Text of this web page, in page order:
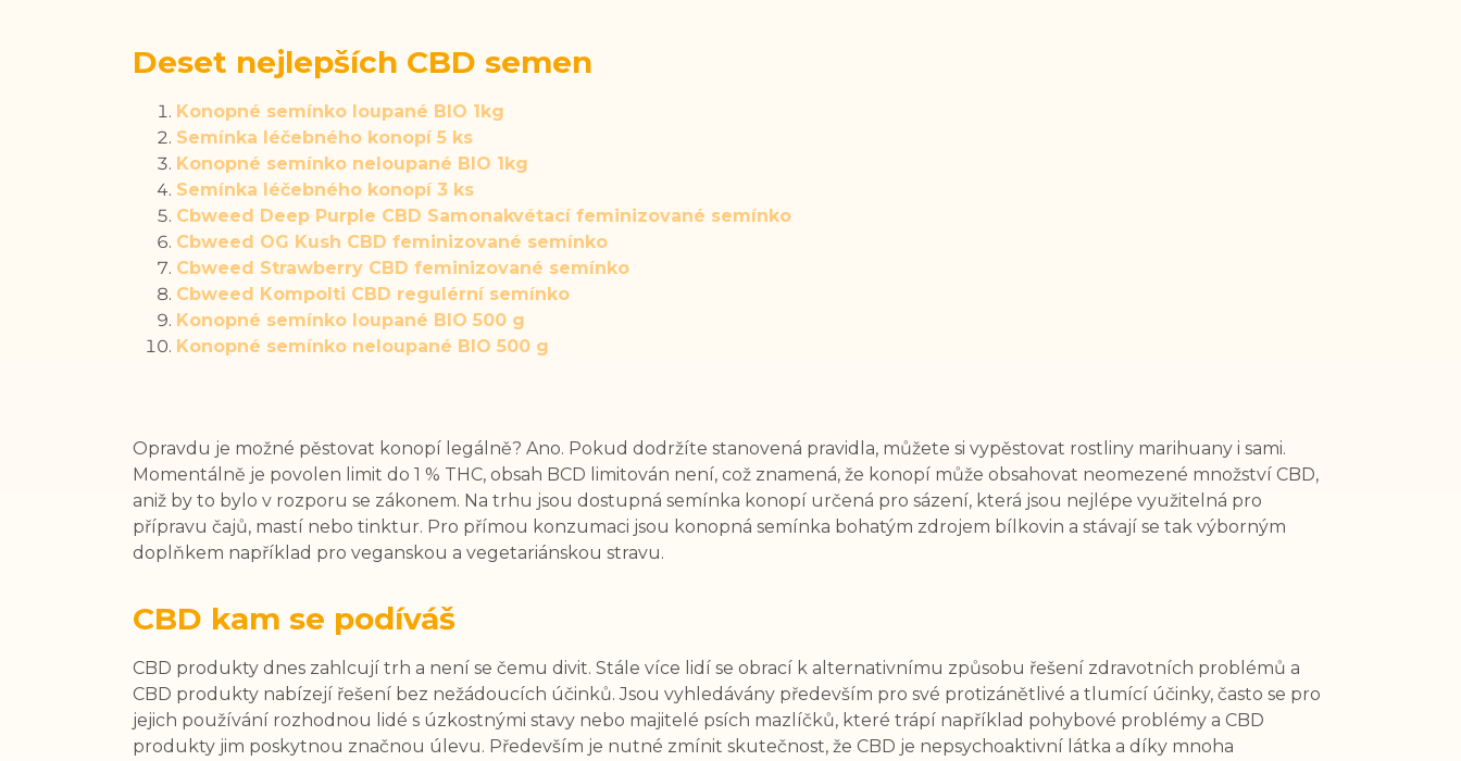
Deset nejlepších CBD semen
Konopné semínko loupané BIO 1kg
Semínka léčebného konopí 5 ks
Konopné semínko neloupané BIO 1kg
Semínka léčebného konopí 3 ks
Cbweed Deep Purple CBD Samonakvétací feminizované semínko
Cbweed OG Kush CBD feminizované semínko
Cbweed Strawberry CBD feminizované semínko
Cbweed Kompolti CBD regulérní semínko
Konopné semínko loupané BIO 500 g
Konopné semínko neloupané BIO 500 g
Opravdu je možné pěstovat konopí legálně? Ano. Pokud dodržíte stanovená pravidla, můžete si vypěstovat rostliny marihuany i sami.
Momentálně je povolen limit do 1 % THC, obsah BCD limitován není, což znamená, že konopí může obsahovat neomezené množství CBD,
aniž by to bylo v rozporu se zákonem. Na trhu jsou dostupná semínka konopí určená pro sázení, která jsou nejlépe využitelná pro
přípravu čajů, mastí nebo tinktur. Pro přímou konzumaci jsou konopná semínka bohatým zdrojem bílkovin a stávají se tak výborným
doplňkem například pro veganskou a vegetariánskou stravu.
CBD kam se podíváš
CBD produkty dnes zahlcují trh a není se čemu divit. Stále více lidí se obrací k alternativnímu způsobu řešení zdravotních problémů a
CBD produkty nabízejí řešení bez nežádoucích účinků. Jsou vyhledávány především pro své protizánětlivé a tlumící účinky, často se pro
jejich používání rozhodnou lidé s úzkostnými stavy nebo majitelé psích mazlíčků, které trápí například pohybové problémy a CBD
produkty jim poskytnou značnou úlevu. Především je nutné zmínit skutečnost, že CBD je nepsychoaktivní látka a díky mnoha